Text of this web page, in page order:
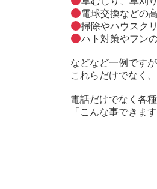
電球交換などの
掃除やハウスク
ハト対策やフン
などなど一例です
これらだけでなく
電話だけでなく各
「こんな事できま